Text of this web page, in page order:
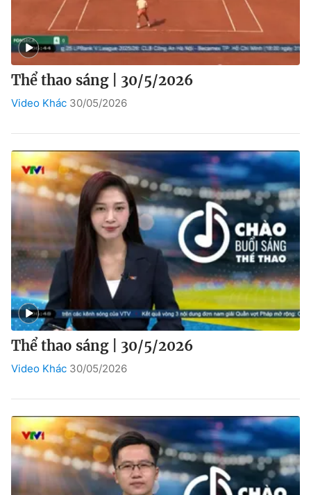
Bên lề
Thể thao sáng | 30/5/2026
Video Khác 30/05/2026
Thể thao sáng | 30/5/2026
Video Khác 30/05/2026